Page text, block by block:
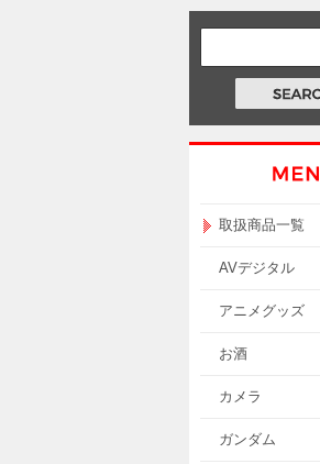
取扱商品一覧
AVデジタル
アニメグッズ
お酒
カメラ
ガンダム